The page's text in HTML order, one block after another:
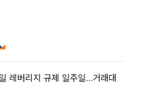
레버리지 규제 일주일…거래대